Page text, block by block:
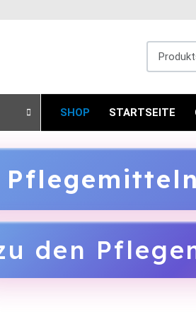
SHOP STARTSEITE
den